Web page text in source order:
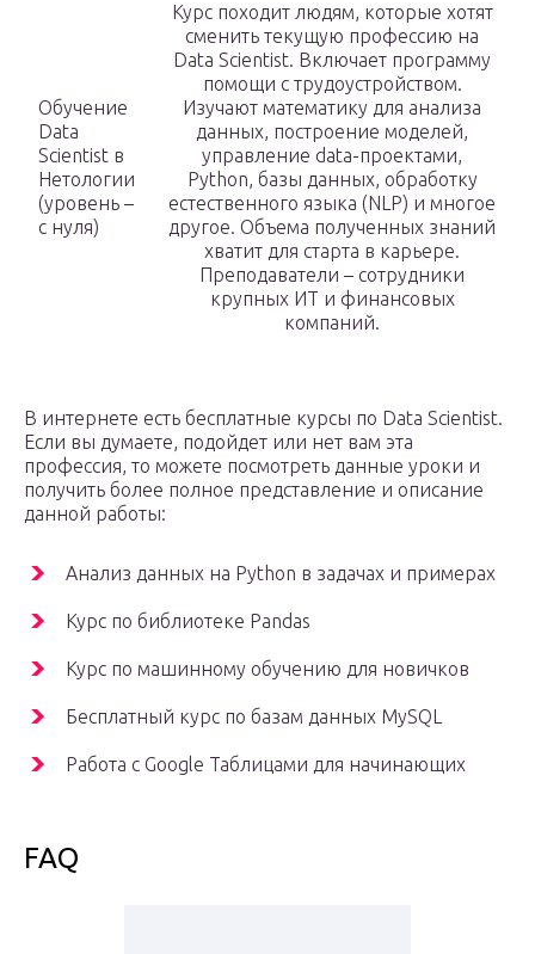
Обучение
Data
Scientist в
Нетологии
(уровень –
с нуля)
Курс походит людям, которые хотят
сменить текущую профессию на
Data Scientist. Включает программу
помощи с трудоустройством.
Изучают математику для анализа
данных, построение моделей,
управление data-проектами,
Python, базы данных, обработку
естественного языка (NLP) и многое
другое. Объема полученных знаний
хватит для старта в карьере.
Преподаватели – сотрудники
крупных ИТ и финансовых
компаний.
В интернете есть бесплатные курсы по Data Scientist.
Если вы думаете, подойдет или нет вам эта
профессия, то можете посмотреть данные уроки и
получить более полное представление и описание
данной работы:
Анализ данных на Python в задачах и примерах
Курс по библиотеке Pandas
Курс по машинному обучению для новичков
Бесплатный курс по базам данных MySQL
Работа с Google Таблицами для начинающих
FAQ